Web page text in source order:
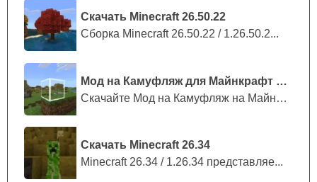
Скачать Minecraft 26.50.22
Сборка Minecraft 26.50.22 / 1.26.50.2...
Мод на Камуфляж для Майнкрафт ПЕ
Скачайте Мод на Камуфляж на Майнкрафт...
Скачать Minecraft 26.34
Minecraft 26.34 / 1.26.34 представляе...